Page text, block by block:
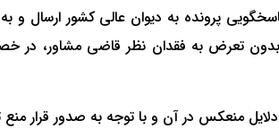
پرونده به دیوان عالی کشور ارسال و
منعکس در آن و با توجه به صدور قرار